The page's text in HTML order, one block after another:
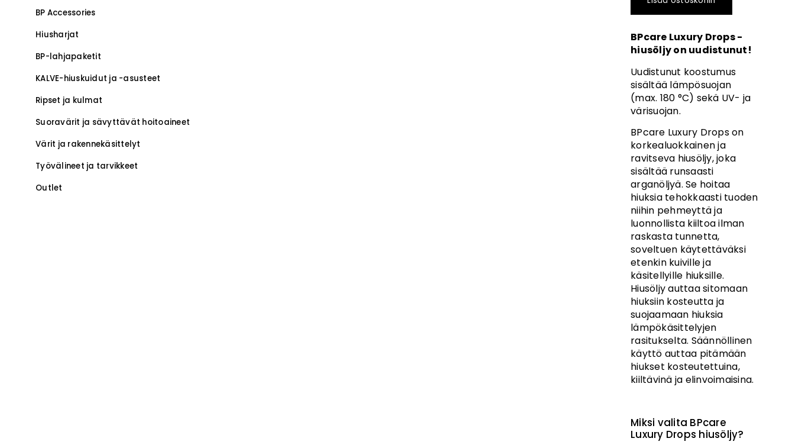
BP Accessories
Hiusharjat
BP-lahjapaketit
KALVE-hiuskuidut ja -asusteet
Ripset ja kulmat
Suoravärit ja sävyttävät hoitoaineet
Värit ja rakennekäsittelyt
Työvälineet ja tarvikkeet
Outlet
BPcare Luxury Drops -
hiusöljy on uudistunut!
Uudistunut koostumus
sisältää lämpösuojan
(max. 180 °C) sekä UV- ja
värisuojan.
BPcare Luxury Drops on
korkealuokkainen ja
ravitseva hiusöljy, joka
sisältää runsaasti
arganöljyä. Se hoitaa
hiuksia tehokkaasti tuoden
niihin pehmeyttä ja
luonnollista kiiltoa ilman
raskasta tunnetta,
soveltuen käytettäväksi
etenkin kuiville ja
käsitellyille hiuksille.
Hiusöljy auttaa sitomaan
hiuksiin kosteutta ja
suojaamaan hiuksia
lämpökäsittelyjen
rasitukselta. Säännöllinen
käyttö auttaa pitämään
hiukset kosteutettuina,
kiiltävinä ja elinvoimaisina.
Miksi valita BPcare
Luxury Drops hiusöljy?